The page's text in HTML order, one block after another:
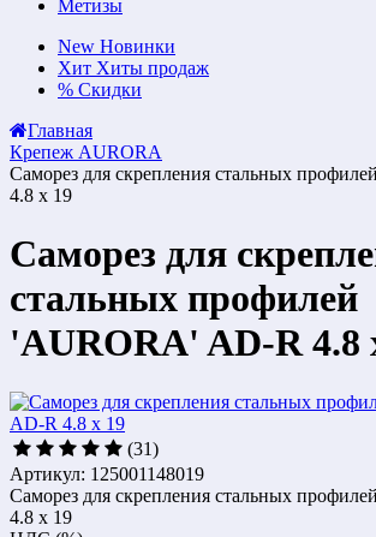
Метизы
New Новинки
Хит Хиты продаж
% Скидки
Главная
Крепеж AURORA
Саморез для скрепления стальных
4.8 х 19
Саморез для
стальных профилей
'AURORA' AD-R 4.8
(31)
Артикул: 125001148019
Саморез для скрепления стальных
4.8 х 19